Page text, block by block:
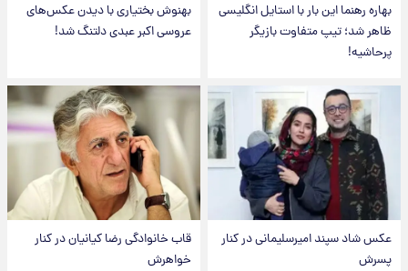
بهاره رهنما این بار با استایل انگلیسی
ظاهر شد؛ تیپ متفاوت بازیگر
پرحاشیه!
بهنوش بختیاری با دیدن عکس‌های
عروسی اکبر عبدی دلتنگ شد!
عکس شاد سپند امیرسلیمانی در کنار
پسرش
قاب خانوادگی رضا کیانیان در کنار
خواهرش